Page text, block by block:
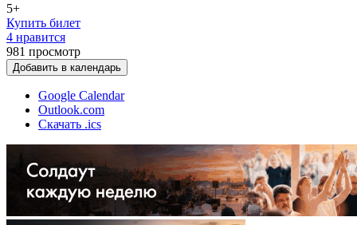
5+
Купить билет
4 нравится
981 просмотр
Добавить в календарь
Google Calendar
Outlook.com
Скачать .ics